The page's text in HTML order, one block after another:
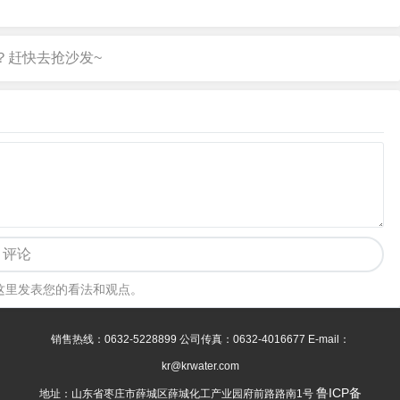
评论
发表您的看法和观点。
销售热线：0632-5228899 公司传真：0632-4016677 E-mail：
kr@krwater.com
地址：山东省枣庄市薛城区薛城化工产业园府前路路南1号 鲁ICP备